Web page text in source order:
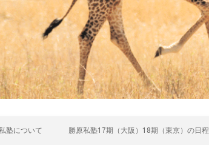
塾について 勝原私塾17期（大阪）18期（東京）の日程